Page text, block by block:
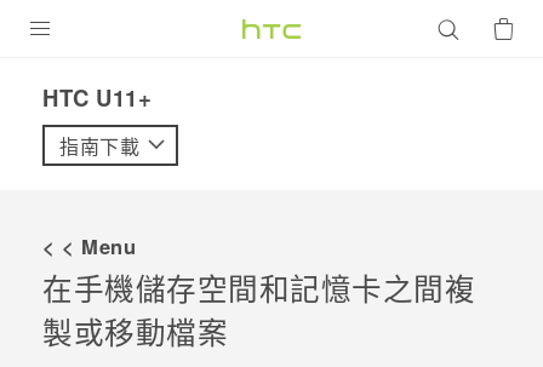
VIVE
配件
VIVERSE
HTC U11+‎
指南下載
< < Menu
在手機儲存空間和記憶卡之間複
製或移動檔案